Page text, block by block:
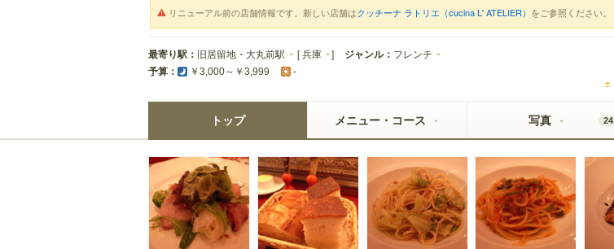
リニューアル前の店舗情報です。新しい店舗はクッチーナ ラトリエ（cucina L' ATELIER） をご参照ください。
最寄り駅： 旧居留地・大丸前駅 [兵庫 ] ジャンル： フレンチ
予算： ￥3,000～￥3,999 -
トップ メニュー・コース 写真 24